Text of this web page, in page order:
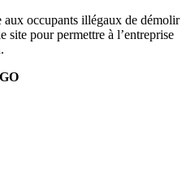
occupants illégaux de démolir
site pour permettre à l’entreprise